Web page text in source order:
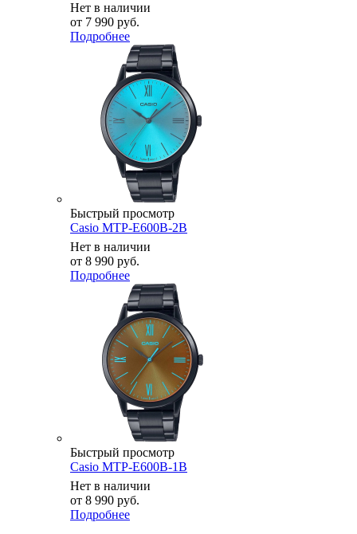
Нет в наличии
от 7 990 руб.
Подробнее
Быстрый просмотр
Casio MTP-E600B-2B
Нет в наличии
от 8 990 руб.
Подробнее
Быстрый просмотр
Casio MTP-E600B-1B
Нет в наличии
от 8 990 руб.
Подробнее